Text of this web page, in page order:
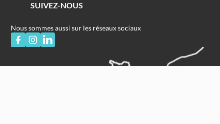
SUIVEZ-NOUS
Nous sommes aussi sur les réseaux sociaux